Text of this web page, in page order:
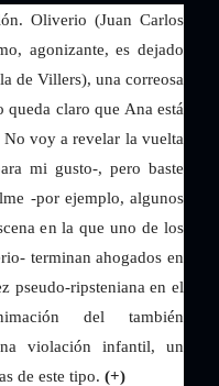
Oliverio (Juan Carlos
agonizante, es dejado
de Villers), una correosa
claro que Ana está
voy a revelar la vuelta
mi gusto-, pero baste
-por ejemplo, algunos
en la que uno de los
terminan ahogados en
pseudo-ripsteniana en el
del también
violación infantil, un
de este tipo. (+)